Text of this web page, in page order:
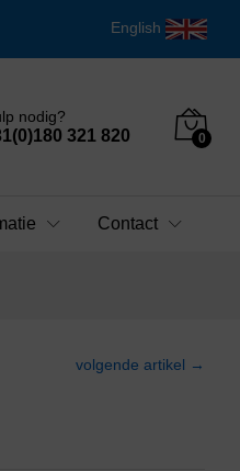
English
nodig?
321 820 0
Contact
volgende artikel →